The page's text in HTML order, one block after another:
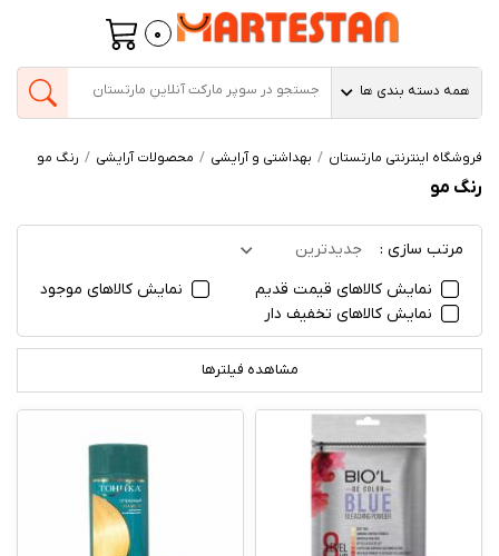
0
همه دسته بندی ها
فروشگاه اینترنتی مارتستان بهداشتی و آرایشی محصولات آرایشی رنگ مو
رنگ مو
مرتب سازی :
جدیدترین
نمایش کالاهای قیمت قدیم
نمایش کالاهای موجود
نمایش کالاهای تخفیف دار
مشاهده فیلترها